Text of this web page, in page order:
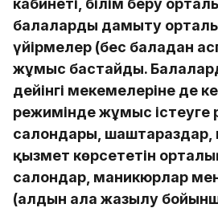
кабинеті, білім беру
балаларды дамыту
үйірмелер (бес баладан
жұмыс бастайды.
дейінгі мекемелеріне де
режимінде жұмыс істеуге
салондары, шаштараздар,
қызмет көрсететін
салондар, маникюрлар
(алдын ала жазылу